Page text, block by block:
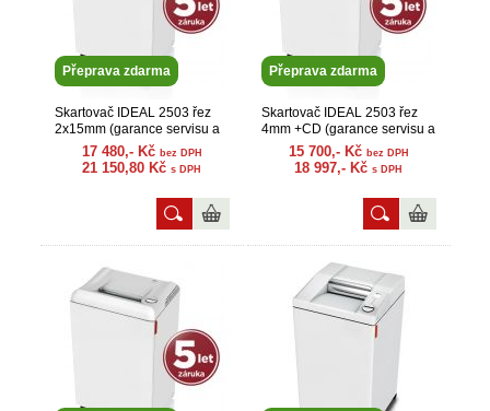
Přeprava zdarma
Skartovač IDEAL 2503 řez
2x15mm (garance servisu a
náhr. dílů)
17 480,- Kč bez DPH
21 150,80 Kč s DPH
Přeprava zdarma
Skartovač IDEAL 2503 řez
4mm +CD (garance servisu a
náhr. dílů)
15 700,- Kč bez DPH
18 997,- Kč s DPH